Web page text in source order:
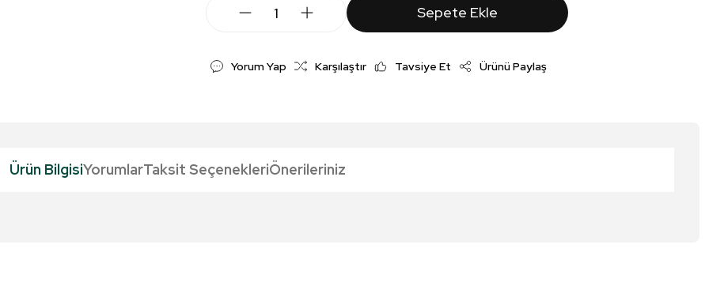
Sepete Ekle
Yorum Yap Karşılaştır Tavsiye Et Ürünü Paylaş
Ürün BilgisiYorumlarTaksit SeçenekleriÖnerileriniz